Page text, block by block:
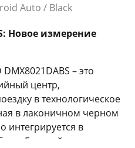
Auto / Black
Новое измерение
– это
центр,
в технологическое
в лаконичном черном
интегрируется в
Главной